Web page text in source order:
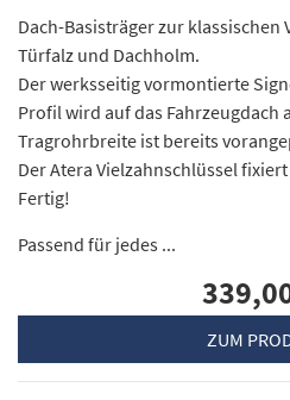
Dach-Basisträger zur klassischen
Türfalz und Dachholm.
Der werksseitig vormontierte
Profil wird auf das Fahrzeugdach
Tragrohrbreite ist bereits
Der Atera Vielzahnschlüssel
Fertig!
Passend für jedes ...
ZUM